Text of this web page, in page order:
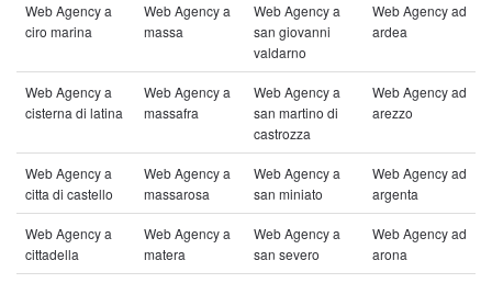
Web Agency a
ciro marina
Web Agency a
massa
Web Agency a
san giovanni
valdarno
Web Agency ad
ardea
Web Agency a
cisterna di latina
Web Agency a
massafra
Web Agency a
san martino di
castrozza
Web Agency ad
arezzo
Web Agency a
citta di castello
Web Agency a
massarosa
Web Agency a
san miniato
Web Agency ad
argenta
Web Agency a
cittadella
Web Agency a
matera
Web Agency a
san severo
Web Agency ad
arona